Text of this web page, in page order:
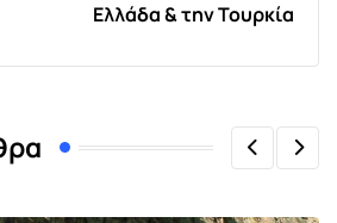
Ελλάδα & την Τουρκία